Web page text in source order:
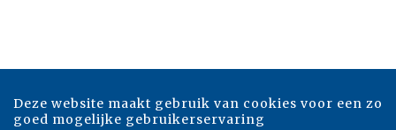
Deze website maakt gebruik van cookies voor een zo
goed mogelijke gebruikerservaring